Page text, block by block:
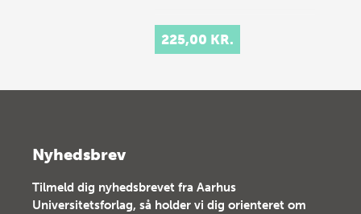
225,00 KR.
Nyhedsbrev
Tilmeld dig nyhedsbrevet fra Aarhus
Universitetsforlag, så holder vi dig orienteret om